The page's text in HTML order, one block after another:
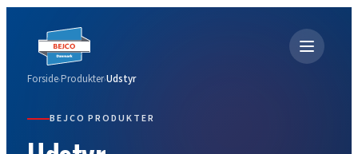
Forside›Produkter›Udstyr
BEJCO PRODUKTER